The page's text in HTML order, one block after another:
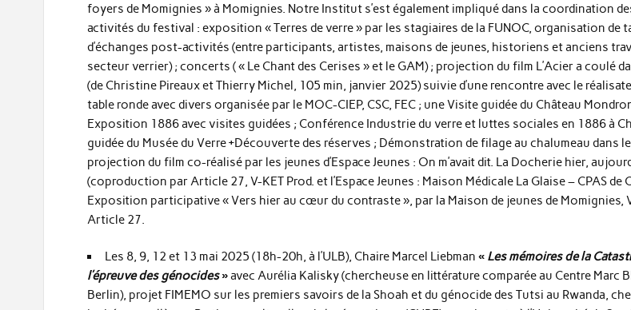
foyers de Momignies » à Momignies. Notre Institut s’est également impliqué dans la coordination
activités du festival : exposition « Terres de verre » par les stagiaires de la FUNOC, organisation de
d’échanges post-activités (entre participants, artistes, maisons de jeunes, historiens et anciens
secteur verrier) ; concerts ( « Le Chant des Cerises » et le GAM) ; projection du film L’Acier a coulé
(de Christine Pireaux et Thierry Michel, 105 min, janvier 2025) suivie d’une rencontre avec le
table ronde avec divers organisée par le MOC-CIEP, CSC, FEC ; une Visite guidée du Château
Exposition 1886 avec visites guidées ; Conférence Industrie du verre et luttes sociales en 1886 à
guidée du Musée du Verre +Découverte des réserves ; Démonstration de filage au chalumeau dans
projection du film co-réalisé par les jeunes d’Espace Jeunes : On m’avait dit. La Docherie hier,
(coproduction par Article 27, V-KET Prod. et l’Espace Jeunes : Maison Médicale La Glaise – CPAS de
Exposition participative « Vers hier au cœur du contraste », par la Maison de jeunes de Momignies,
Article 27.
Les 8, 9, 12 et 13 mai 2025 (18h-20h, à l’ULB), Chaire Marcel Liebman « Les mémoires de la
l’épreuve des génocides»avec Aurélia Kalisky (chercheuse en littérature comparée au Centre Marc
Berlin), projet FIMEMO sur les premiers savoirs de la Shoah et du génocide des Tutsi au Rwanda,